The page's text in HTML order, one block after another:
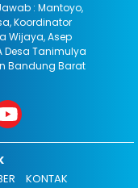
: Mantoyo,
Koordinator
Wijaya, Asep
Desa Tanimulya
Bandung Barat
KONTAK